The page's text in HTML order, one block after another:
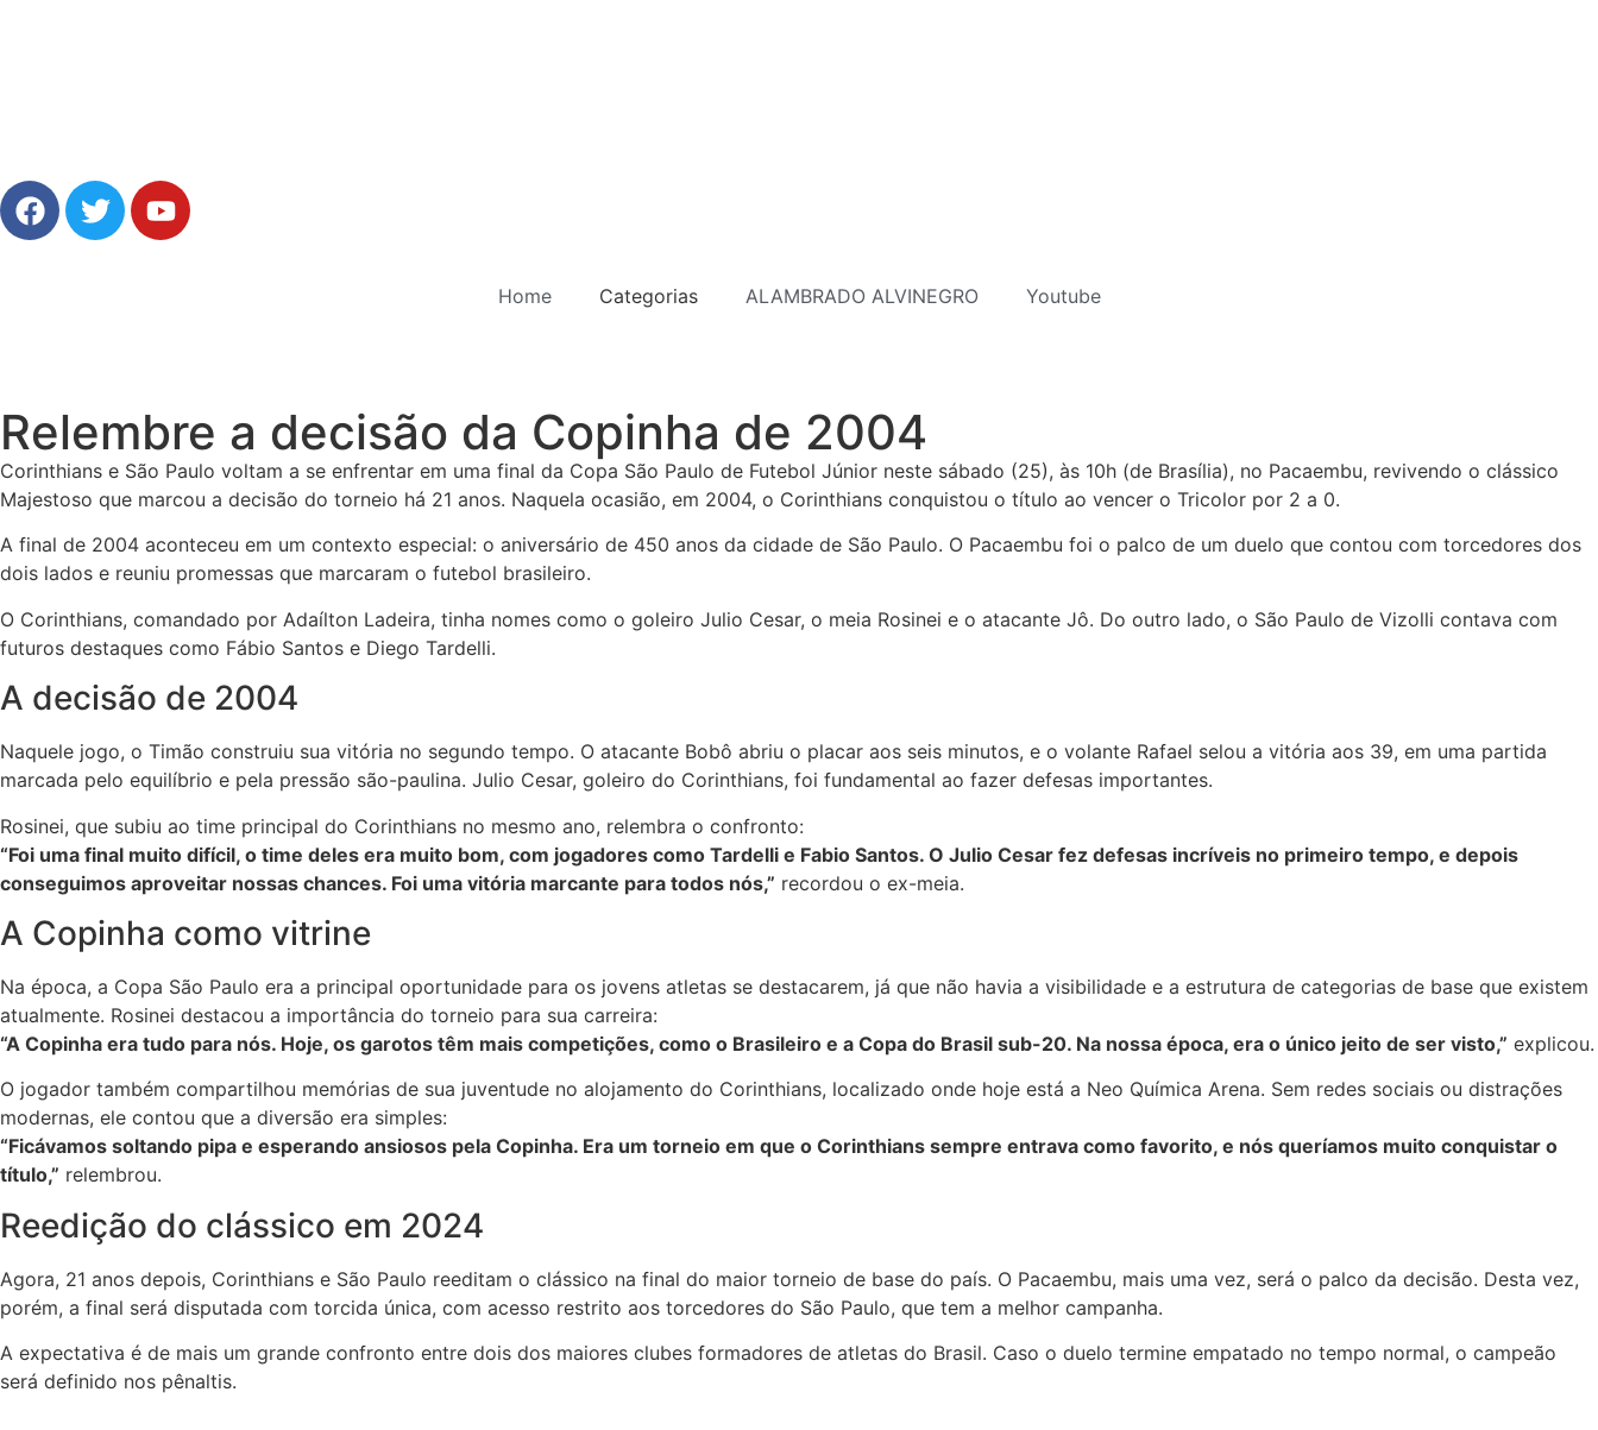
Home Categorias ALAMBRADO ALVINEGRO Youtube
Relembre a decisão da Copinha de 2004
Corinthians e São Paulo voltam a se enfrentar em uma final da Copa São Paulo de Futebol Júnior neste sábado (25), às 10h (de Brasília), no Pacaembu, revivendo o clássico
Majestoso que marcou a decisão do torneio há 21 anos. Naquela ocasião, em 2004, o Corinthians conquistou o título ao vencer o Tricolor por 2 a 0.
A final de 2004 aconteceu em um contexto especial: o aniversário de 450 anos da cidade de São Paulo. O Pacaembu foi o palco de um duelo que contou com torcedores dos
dois lados e reuniu promessas que marcaram o futebol brasileiro.
O Corinthians, comandado por Adaílton Ladeira, tinha nomes como o goleiro Julio Cesar, o meia Rosinei e o atacante Jô. Do outro lado, o São Paulo de Vizolli contava com
futuros destaques como Fábio Santos e Diego Tardelli.
A decisão de 2004
Naquele jogo, o Timão construiu sua vitória no segundo tempo. O atacante Bobô abriu o placar aos seis minutos, e o volante Rafael selou a vitória aos 39, em uma partida
marcada pelo equilíbrio e pela pressão são-paulina. Julio Cesar, goleiro do Corinthians, foi fundamental ao fazer defesas importantes.
Rosinei, que subiu ao time principal do Corinthians no mesmo ano, relembra o confronto:
“Foi uma final muito difícil, o time deles era muito bom, com jogadores como Tardelli e Fabio Santos. O Julio Cesar fez defesas incríveis no primeiro tempo, e depois
conseguimos aproveitar nossas chances. Foi uma vitória marcante para todos nós,” recordou o ex-meia.
A Copinha como vitrine
Na época, a Copa São Paulo era a principal oportunidade para os jovens atletas se destacarem, já que não havia a visibilidade e a estrutura de categorias de base que existem
atualmente. Rosinei destacou a importância do torneio para sua carreira:
“A Copinha era tudo para nós. Hoje, os garotos têm mais competições, como o Brasileiro e a Copa do Brasil sub-20. Na nossa época, era o único jeito de ser visto,” explicou.
O jogador também compartilhou memórias de sua juventude no alojamento do Corinthians, localizado onde hoje está a Neo Química Arena. Sem redes sociais ou distrações
modernas, ele contou que a diversão era simples:
“Ficávamos soltando pipa e esperando ansiosos pela Copinha. Era um torneio em que o Corinthians sempre entrava como favorito, e nós queríamos muito conquistar o
título,” relembrou.
Reedição do clássico em 2024
Agora, 21 anos depois, Corinthians e São Paulo reeditam o clássico na final do maior torneio de base do país. O Pacaembu, mais uma vez, será o palco da decisão. Desta vez,
porém, a final será disputada com torcida única, com acesso restrito aos torcedores do São Paulo, que tem a melhor campanha.
A expectativa é de mais um grande confronto entre dois dos maiores clubes formadores de atletas do Brasil. Caso o duelo termine empatado no tempo normal, o campeão
será definido nos pênaltis.